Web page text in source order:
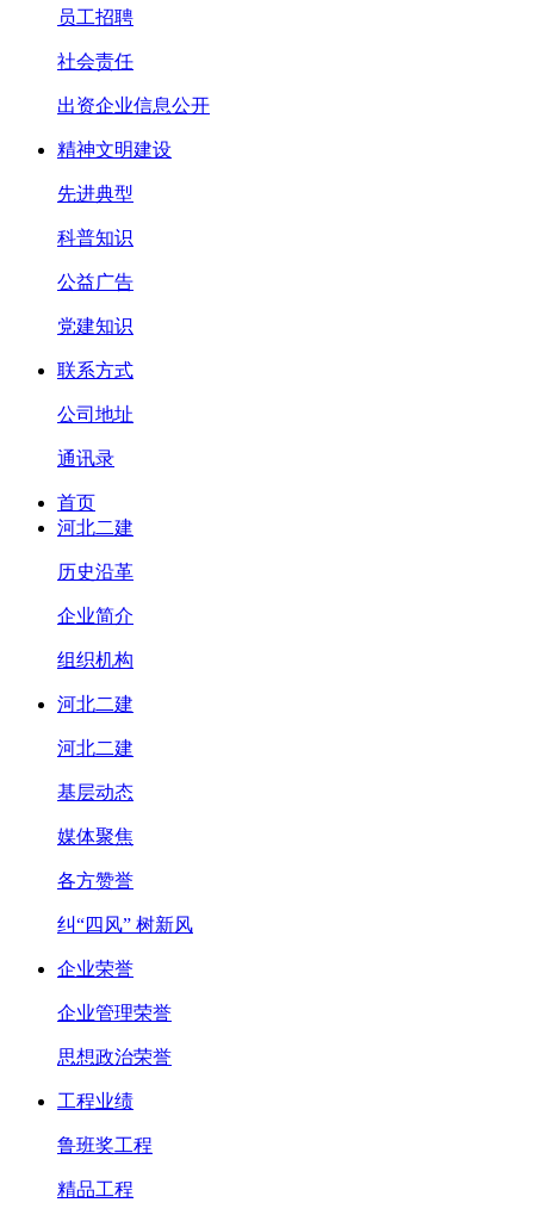
员工招聘
社会责任
出资企业信息公开
精神文明建设
先进典型
科普知识
公益广告
党建知识
联系方式
公司地址
通讯录
首页
河北二建
历史沿革
企业简介
组织机构
河北二建
河北二建
基层动态
媒体聚焦
各方赞誉
纠“四风” 树新风
企业荣誉
企业管理荣誉
思想政治荣誉
工程业绩
鲁班奖工程
精品工程